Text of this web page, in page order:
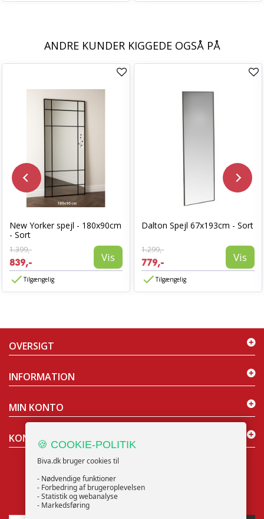
ANDRE KUNDER KIGGEDE OGSÅ PÅ
New Yorker spejl - 180x90cm
- Sort
1.399,-
839,- Vis
Tilgængelig
Dalton Spejl 67x193cm - Sort
1.299,-
779,- Vis
Tilgængelig
OVERSIGT
INFORMATION
MIN KONTO
KONTAKT OS
NYHEDSBREV
🍪 COOKIE-POLITIK
Biva.dk bruger cookies til
- Nødvendige funktioner
- Forbedring af brugeroplevelsen
- Statistik og webanalyse
- Markedsføring